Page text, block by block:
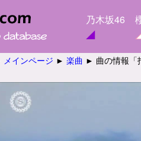
乃木坂46
メインページ ► 楽曲 ► 曲の情報「